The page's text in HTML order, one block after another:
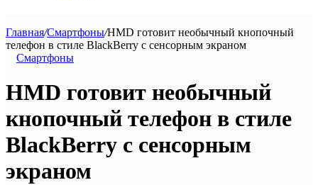
Главная/Смартфоны/HMD готовит необычный кнопочный
телефон в стиле BlackBerry с сенсорным экраном
Смартфоны
HMD готовит необычный
кнопочный телефон в стиле
BlackBerry с сенсорным
экраном